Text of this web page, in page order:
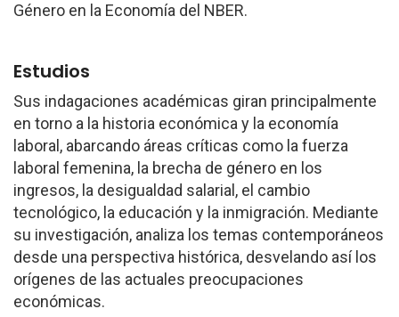
Género en la Economía del NBER.
Estudios
Sus indagaciones académicas giran principalmente
en torno a la historia económica y la economía
laboral, abarcando áreas críticas como la fuerza
laboral femenina, la brecha de género en los
ingresos, la desigualdad salarial, el cambio
tecnológico, la educación y la inmigración. Mediante
su investigación, analiza los temas contemporáneos
desde una perspectiva histórica, desvelando así los
orígenes de las actuales preocupaciones
económicas.